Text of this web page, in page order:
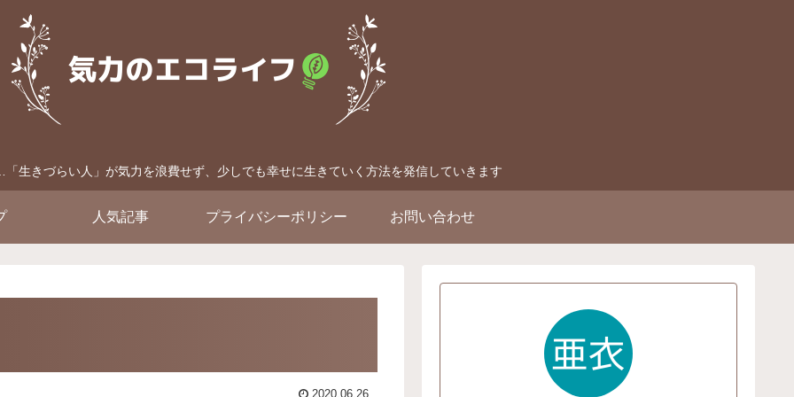
生きづらい人」が気力を浪費せず、少しでも幸せに生きていく方法を発信していきます
人気記事 プライバシーポリシー お問い合わせ
2020.06.26